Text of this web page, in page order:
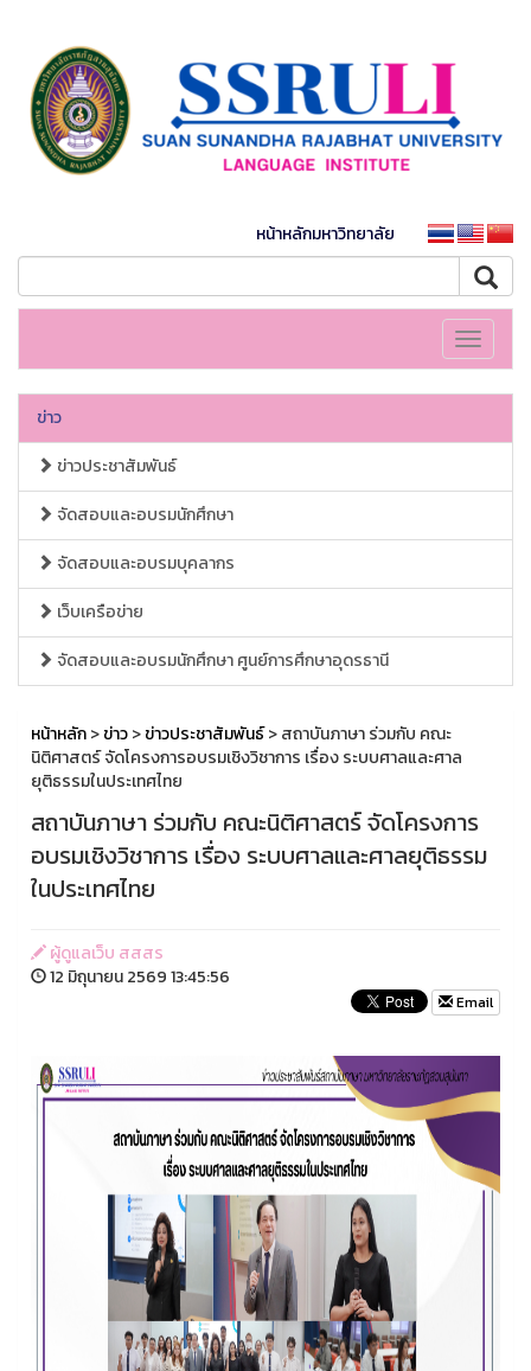
หน้าหลักมหาวิทยาลัย
Toggle
ข่าว
ข่าวประชาสัมพันธ์
จัดสอบและอบรมนักศึกษา
จัดสอบและอบรมบุคลากร
เว็บเครือข่าย
จัดสอบและอบรมนักศึกษา ศูนย์การศึกษาอุดรธานี
หน้าหลัก>ข่าว>ข่าวประชาสัมพันธ์> สถาบันภาษา ร่วมกับ คณะ
นิติศาสตร์ จัดโครงการอบรมเชิงวิชาการ เรื่อง ระบบศาลและศาล
ยุติธรรมในประเทศไทย
สถาบันภาษา ร่วมกับ คณะนิติศาสตร์ จัดโครงการ
อบรมเชิงวิชาการ เรื่อง ระบบศาลและศาลยุติธรรม
ในประเทศไทย
ผู้ดูแลเว็บ สสสร
12 มิถุนายน 2569 13:45:56
Email